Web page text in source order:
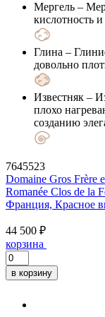
Мергель –
кислотность
Глина –
довольно
Известняк –
плохо
созданию
7645523
Domaine Gros Frère
Romanée Clos de la
Франция, Красное
44 500 ₽
корзина
в корзину